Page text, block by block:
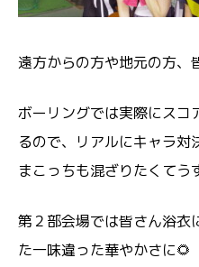
遠方からの方や地元の方、
ボーリングでは実際にスコ
るので、リアルにキャラ対
まこっちも混ざりたくて
第２部会場では皆さん浴衣
た一味違った華やかさに🌻